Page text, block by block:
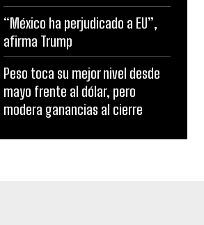
“México ha perjudicado a EU”,
afirma Trump
Peso toca su mejor nivel desde
mayo frente al dólar, pero
modera ganancias al cierre